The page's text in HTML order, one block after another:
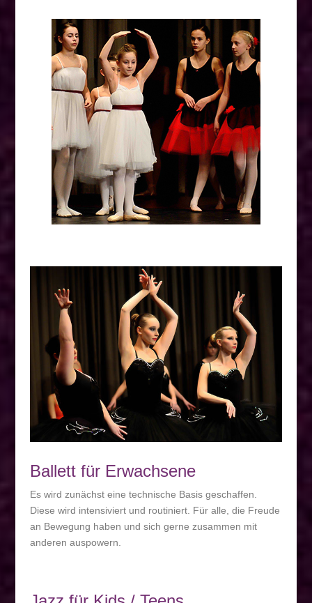
Ballett für Erwachsene
Es wird zunächst eine technische Basis geschaffen.
Diese wird intensiviert und routiniert. Für alle, die Freude
an Bewegung haben und sich gerne zusammen mit
anderen auspowern.